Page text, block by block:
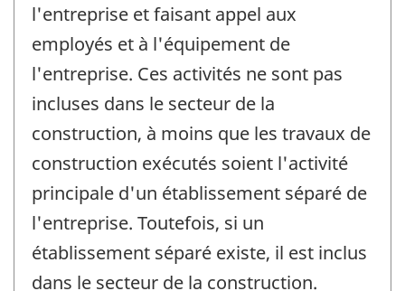
l'entreprise et faisant appel aux
employés et à l'équipement de
l'entreprise. Ces activités ne sont pas
incluses dans le secteur de la
construction, à moins que les travaux de
construction exécutés soient l'activité
principale d'un établissement séparé de
l'entreprise. Toutefois, si un
établissement séparé existe, il est inclus
dans le secteur de la construction.